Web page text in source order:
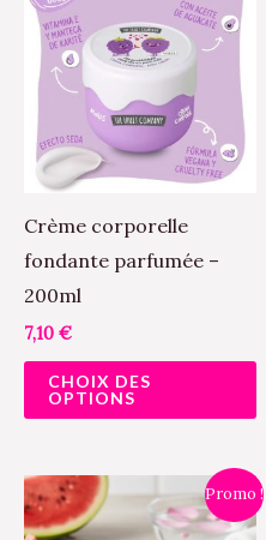
Crème corporelle
fondante parfumée –
200ml
7,10 €
CHOIX DES
OPTIONS
la
Promo !
Le
prix
initial
prix
actuel